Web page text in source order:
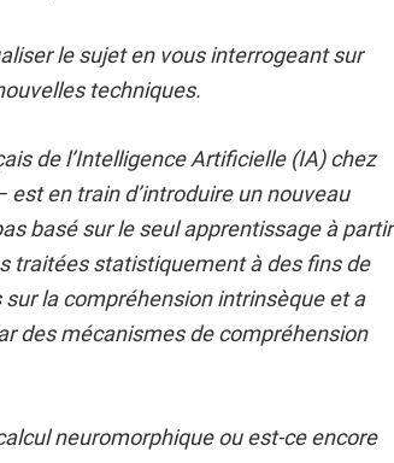
le sujet en vous interrogeant sur
techniques.
de l’Intelligence Artificielle (IA) chez
est en train d’introduire un nouveau
basé sur le seul apprentissage à partir
traitées statistiquement à des fins de
la compréhension intrinsèque et a
des mécanismes de compréhension
neuromorphique ou est-ce encore